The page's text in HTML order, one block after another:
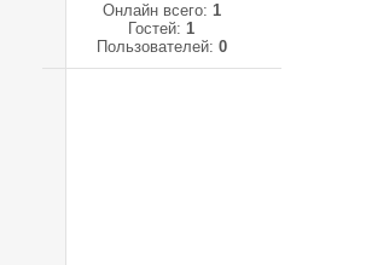
Онлайн всего: 1
Гостей:1
Пользователей: 0